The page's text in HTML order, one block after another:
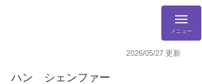
メニュー
2026/05/27 更新
ハン シェンファー